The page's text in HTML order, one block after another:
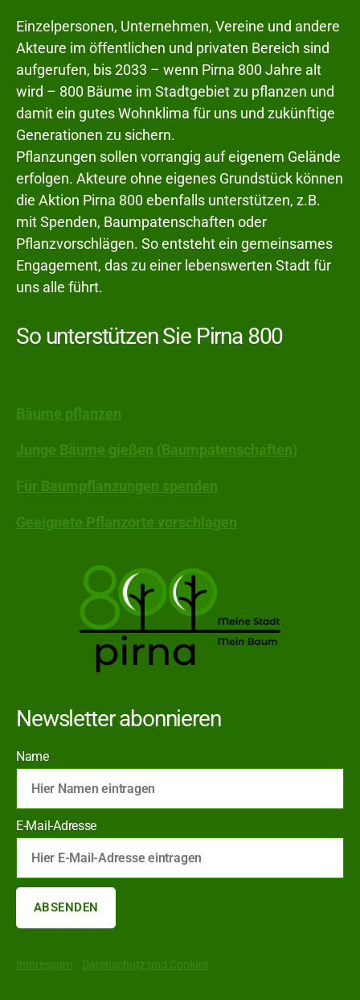
Einzelpersonen, Unternehmen, Vereine und andere
Akteure im öffentlichen und privaten Bereich sind
aufgerufen, bis 2033 – wenn Pirna 800 Jahre alt
wird – 800 Bäume im Stadtgebiet zu pflanzen und
damit ein gutes Wohnklima für uns und zukünftige
Generationen zu sichern.
Pflanzungen sollen vorrangig auf eigenem Gelände
erfolgen. Akteure ohne eigenes Grundstück können
die Aktion Pirna 800 ebenfalls unterstützen, z.B.
mit Spenden, Baumpatenschaften oder
Pflanzvorschlägen. So entsteht ein gemeinsames
Engagement, das zu einer lebenswerten Stadt für
uns alle führt.
So unterstützen Sie Pirna 800
Bäume pflanzen
Junge Bäume gießen (Baumpatenschaften)
Für Baumpflanzungen spenden
Geeignete Pflanzorte vorschlagen
Newsletter abonnieren
Name
E-Mail-Adresse
Impressum Datenschutz und Cookies